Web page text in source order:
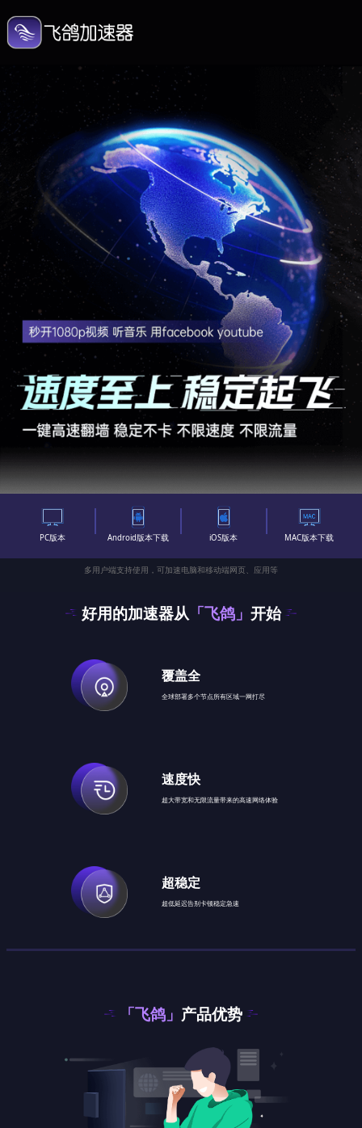
PC版本 Android版本下载 iOS版本 MAC版本下载
多用户端支持使用，可加速电脑和移动端网页、应用等
好用的加速器从「飞鸽」 开始
覆盖全
全球部署多个节点所有区域一网打尽
速度快
超大带宽和无限流量带来的高速网络体验
超稳定
超低延迟告别卡顿稳定急速
「飞鸽」 产品优势